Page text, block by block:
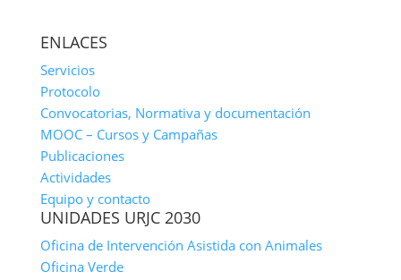
ENLACES
Servicios
Protocolo
Convocatorias, Normativa y documentación
MOOC – Cursos y Campañas
Publicaciones
Actividades
Equipo y contacto
UNIDADES URJC 2030
Oficina de Intervención Asistida con Animales
Oficina Verde